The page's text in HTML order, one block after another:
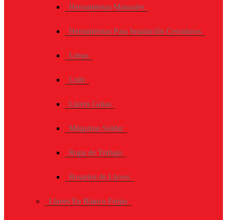
Herramientas Manuales
Herramientas Para Instalación Cerraduras
Limas
Lishi
Llaves Guias
Máquinas Soldar
Ropa de Trabajo
Rosarios de Llaves
Llaves En Blanco Forjas